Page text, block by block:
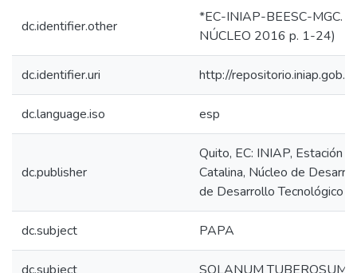
dc.identifier.other
*EC-INIAP-BEESC-MGC.
NÚCLEO 2016 p. 1-24)
dc.identifier.uri http://
dc.language.iso esp
dc.publisher
Quito, EC: INIAP, Estación
Catalina, Núcleo de
de Desarrollo Tecnológico
dc.subject PAPA